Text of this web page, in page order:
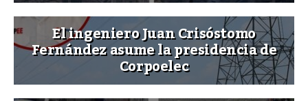
El ingeniero Juan Crisóstomo
Fernández asume la presidencia de
Corpoelec